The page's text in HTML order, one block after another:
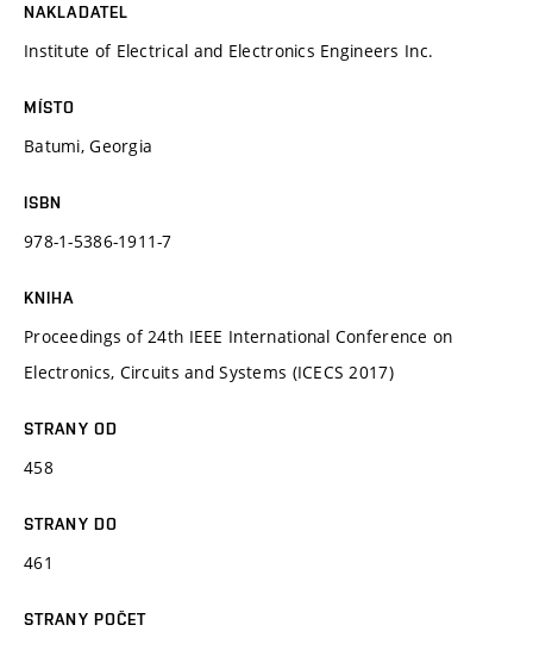
NAKLADATEL
Institute of Electrical and Electronics Engineers Inc.
MÍSTO
Batumi, Georgia
ISBN
978-1-5386-1911-7
KNIHA
Proceedings of 24th IEEE International Conference on
Electronics, Circuits and Systems (ICECS 2017)
STRANY OD
458
STRANY DO
461
STRANY POČET